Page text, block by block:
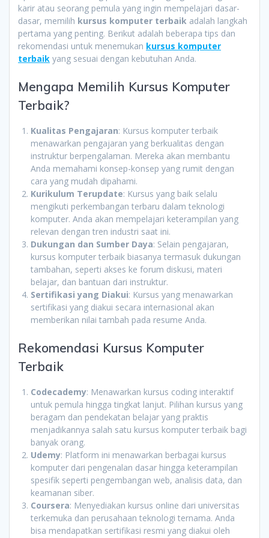
karir atau seorang pemula yang ingin mempelajari dasar-
dasar, memilih kursus komputer terbaik adalah langkah
pertama yang penting. Berikut adalah beberapa tips dan
rekomendasi untuk menemukan kursus komputer
terbaik yang sesuai dengan kebutuhan Anda.
Mengapa Memilih Kursus Komputer
Terbaik?
Kualitas Pengajaran: Kursus komputer terbaik
menawarkan pengajaran yang berkualitas dengan
instruktur berpengalaman. Mereka akan membantu
Anda memahami konsep-konsep yang rumit dengan
cara yang mudah dipahami.
Kurikulum Terupdate: Kursus yang baik selalu
mengikuti perkembangan terbaru dalam teknologi
komputer. Anda akan mempelajari keterampilan yang
relevan dengan tren industri saat ini.
Dukungan dan Sumber Daya: Selain pengajaran,
kursus komputer terbaik biasanya termasuk dukungan
tambahan, seperti akses ke forum diskusi, materi
belajar, dan bantuan dari instruktur.
Sertifikasi yang Diakui: Kursus yang menawarkan
sertifikasi yang diakui secara internasional akan
memberikan nilai tambah pada resume Anda.
Rekomendasi Kursus Komputer
Terbaik
Codecademy: Menawarkan kursus coding interaktif
untuk pemula hingga tingkat lanjut. Pilihan kursus yang
beragam dan pendekatan belajar yang praktis
menjadikannya salah satu kursus komputer terbaik bagi
banyak orang.
Udemy: Platform ini menawarkan berbagai kursus
komputer dari pengenalan dasar hingga keterampilan
spesifik seperti pengembangan web, analisis data, dan
keamanan siber.
Coursera: Menyediakan kursus online dari universitas
terkemuka dan perusahaan teknologi ternama. Anda
bisa mendapatkan sertifikasi resmi yang diakui oleh